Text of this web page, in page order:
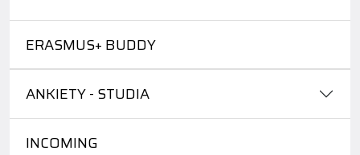
ERASMUS+ BUDDY
ANKIETY - STUDIA
INCOMING